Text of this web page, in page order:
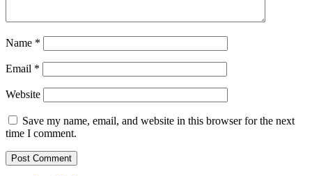
Name *
Email *
Website
Save my name, email, and website in this browser for the next
time I comment.